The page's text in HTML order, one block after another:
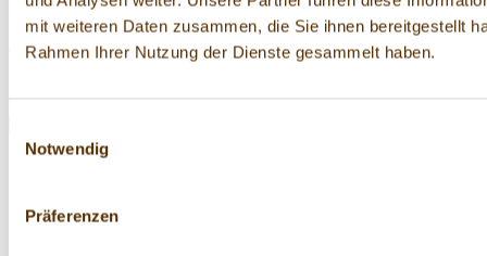
mit weiteren Daten zusammen, die Sie ihnen bereitgestellt
Rahmen Ihrer Nutzung der Dienste gesammelt haben.
Notwendig
Präferenzen
Kindergeburtstage oder für den nächsten Ausflug an's Meer.
4,99 €